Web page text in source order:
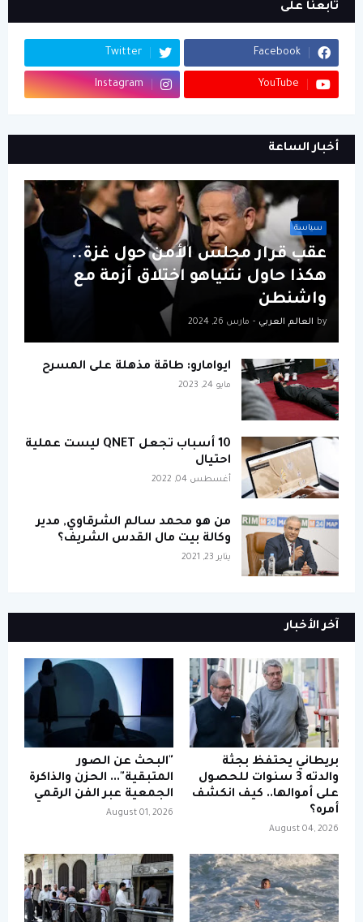
تابعنا على
Facebook
Twitter
YouTube
Instagram
أخبار الساعة
سياسة
عقب قرار مجلس الأمن حول غزة..
هكذا حاول نتنياهو اختلاق أزمة مع
واشنطن
by العالم العربي - مارس 26, 2024
ايوامارو: طاقة مذهلة على المسرح
مايو 24, 2023
10 أسباب تجعل QNET ليست عملية
احتيال
أغسطس 04, 2022
من هو محمد سالم الشرقاوي, مدير
وكالة بيت مال القدس الشريف؟
يناير 23, 2021
آخر الأخبار
بريطاني يحتفظ بجثة
والدته 3 سنوات للحصول
على أموالها.. كيف انكشف
أمره؟
August 04, 2026
"البحث عن الصور
المتبقية"... الحزن والذاكرة
الجمعية عبر الفن الرقمي
August 01, 2026